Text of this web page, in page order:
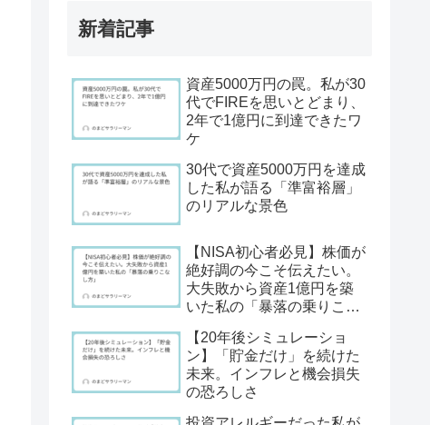
新着記事
資産5000万円の罠。私が30
代でFIREを思いとどまり、
2年で1億円に到達できたワ
ケ
30代で資産5000万円を達成
した私が語る「準富裕層」
のリアルな景色
【NISA初心者必見】株価が
絶好調の今こそ伝えたい。
大失敗から資産1億円を築
いた私の「暴落の乗りこな
【20年後シミュレーショ
ン】「貯金だけ」を続けた
未来。インフレと機会損失
の恐ろしさ